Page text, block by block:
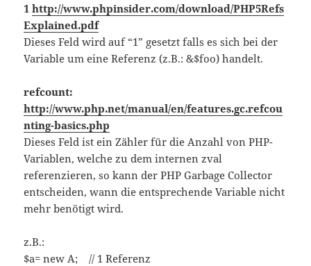
1http://www.phpinsider.com/download/PHP5Refs
Explained.pdf
Dieses Feld wird auf “1” gesetzt falls es sich bei der
Variable um eine Referenz (z.B.: &$foo) handelt.
refcount:
http://www.php.net/manual/en/features.gc.refcou
nting-basics.php
Dieses Feld ist ein Zähler für die Anzahl von PHP-
Variablen, welche zu dem internen zval
referenzieren, so kann der PHP Garbage Collector
entscheiden, wann die entsprechende Variable nicht
mehr benötigt wird.
z.B.:
$a= new A; // 1 Referenz